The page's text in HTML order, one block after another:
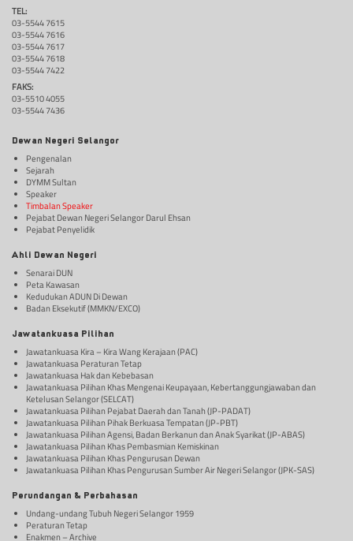
TEL:
03-5544 7615
03-5544 7616
03-5544 7617
03-5544 7618
03-5544 7422
FAKS:
03-5510 4055
03-5544 7436
Dewan Negeri Selangor
Pengenalan
Sejarah
DYMM Sultan
Speaker
Timbalan Speaker
Pejabat Dewan Negeri Selangor Darul Ehsan
Pejabat Penyelidik
Ahli Dewan Negeri
Senarai DUN
Peta Kawasan
Kedudukan ADUN Di Dewan
Badan Eksekutif (MMKN/EXCO)
Jawatankuasa Pilihan
Jawatankuasa Kira – Kira Wang Kerajaan (PAC)
Jawatankuasa Peraturan Tetap
Jawatankuasa Hak dan Kebebasan
Jawatankuasa Pilihan Khas Mengenai Keupayaan, Kebertanggungjawaban dan
Ketelusan Selangor (SELCAT)
Jawatankuasa Pilihan Pejabat Daerah dan Tanah (JP-PADAT)
Jawatankuasa Pilihan Pihak Berkuasa Tempatan (JP-PBT)
Jawatankuasa Pilihan Agensi, Badan Berkanun dan Anak Syarikat (JP-ABAS)
Jawatankuasa Pilihan Khas Pembasmian Kemiskinan
Jawatankuasa Pilihan Khas Pengurusan Dewan
Jawatankuasa Pilihan Khas Pengurusan Sumber Air Negeri Selangor (JPK-SAS)
Perundangan & Perbahasan
Undang-undang Tubuh Negeri Selangor 1959
Peraturan Tetap
Enakmen – Archive